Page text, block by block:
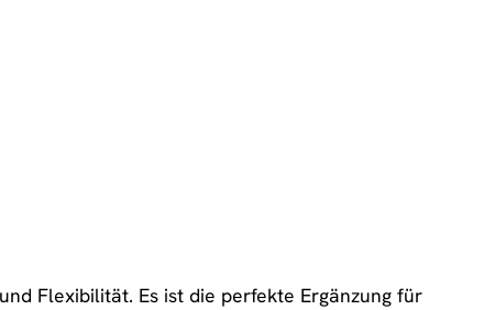
Flexibilität. Es ist die perfekte Ergänzung für